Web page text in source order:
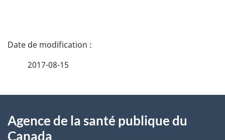
D
i
2017-08-15
propos
Agence de la santé publique du
Canada